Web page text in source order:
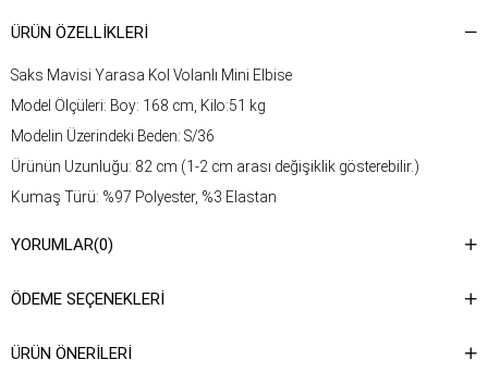
ÜRÜN ÖZELLIKLERI
Saks Mavisi Yarasa Kol Volanlı Mini Elbise
Model Ölçüleri: Boy: 168 cm, Kilo:51 kg
Modelin Üzerindeki Beden: S/36
Ürünün Uzunluğu: 82 cm (1-2 cm arası değişiklik gösterebilir.)
Kumaş Türü: %97 Polyester, %3 Elastan
talimatına ulaşabilirsiniz.
YORUMLAR(0)
ÖDEME SEÇENEKLERI
ÜRÜN ÖNERILERI